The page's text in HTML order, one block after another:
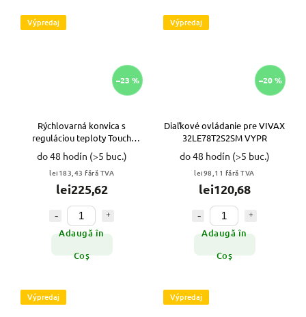
Výpredaj
–23 %
Rýchlovarná konvica s
reguláciou teploty Touch
čierna 1,5L VYPR
do 48 hodín (>5 buc.)
lei183,43 fără TVA
lei225,62
Adaugă în
Coş
Výpredaj
–20 %
Diaľkové ovládanie pre VIVAX
32LE78T2S2SM VYPR
do 48 hodín (>5 buc.)
lei98,11 fără TVA
lei120,68
Adaugă în
Coş
Výpredaj Výpredaj